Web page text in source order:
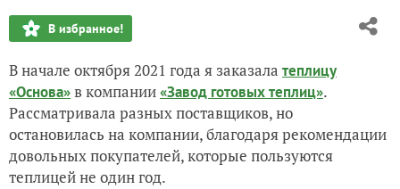
Посев семян гейхер и хост
Там, на грядке у беседки, вырос лук - большой и
В избранное!
В начале октября 2021 года я заказала теплицу
«Основа»в компании«Завод готовых теплиц».
Рассматривала разных поставщиков, но
остановилась на компании, благодаря рекомендации
довольных покупателей, которые пользуются
теплицей не один год.